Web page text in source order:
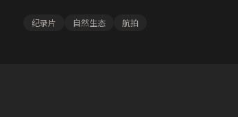
纪录片 自然生态 航拍